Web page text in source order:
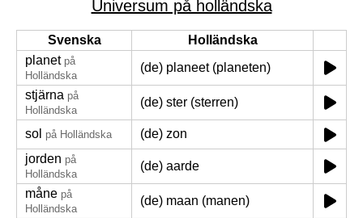
Universum på holländska
Svenska
Holländska
planet på
Holländska
(de) planeet (planeten)
stjärna på
Holländska
(de) ster (sterren)
sol på Holländska
(de) zon
jorden på
Holländska
(de) aarde
måne på
Holländska
(de) maan (manen)